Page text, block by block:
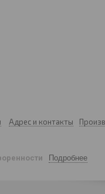
Адрес и контакты
Подробнее